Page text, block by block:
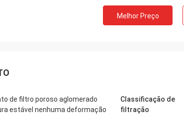
Melhor Preço
de filtro poroso aglomerado
estável nenhuma deformação
Classificação de
filtração